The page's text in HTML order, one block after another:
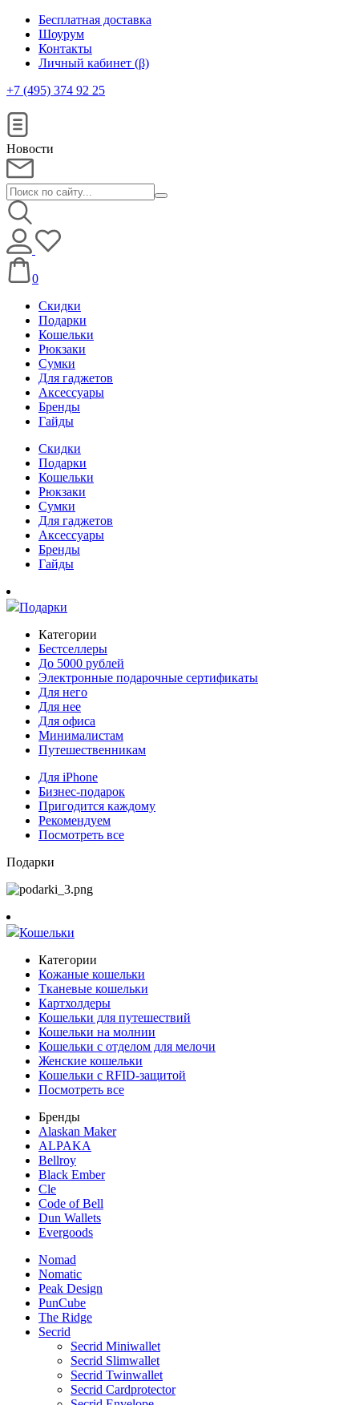
Бесплатная доставка
Шоурум
Контакты
Личный кабинет (β)
+7 (495) 374 92 25
Новости
0
Скидки
Подарки
Кошельки
Рюкзаки
Сумки
Для гаджетов
Аксессуары
Бренды
Гайды
Скидки
Подарки
Кошельки
Рюкзаки
Сумки
Для гаджетов
Аксессуары
Бренды
Гайды
Подарки
Категории
Бестселлеры
До 5000 рублей
Электронные подарочные сертификаты
Для него
Для нее
Для офиса
Минималистам
Путешественникам
Для iPhone
Бизнес-подарок
Пригодится каждому
Рекомендуем
Посмотреть все
Подарки
Кошельки
Категории
Кожаные кошельки
Тканевые кошельки
Картхолдеры
Кошельки для путешествий
Кошельки на молнии
Кошельки с отделом для мелочи
Женские кошельки
Кошельки с RFID-защитой
Посмотреть все
Бренды
Alaskan Maker
ALPAKA
Bellroy
Black Ember
Cle
Code of Bell
Dun Wallets
Evergoods
Nomad
Nomatic
Peak Design
PunCube
The Ridge
Secrid
Secrid Miniwallet
Secrid Slimwallet
Secrid Twinwallet
Secrid Cardprotector